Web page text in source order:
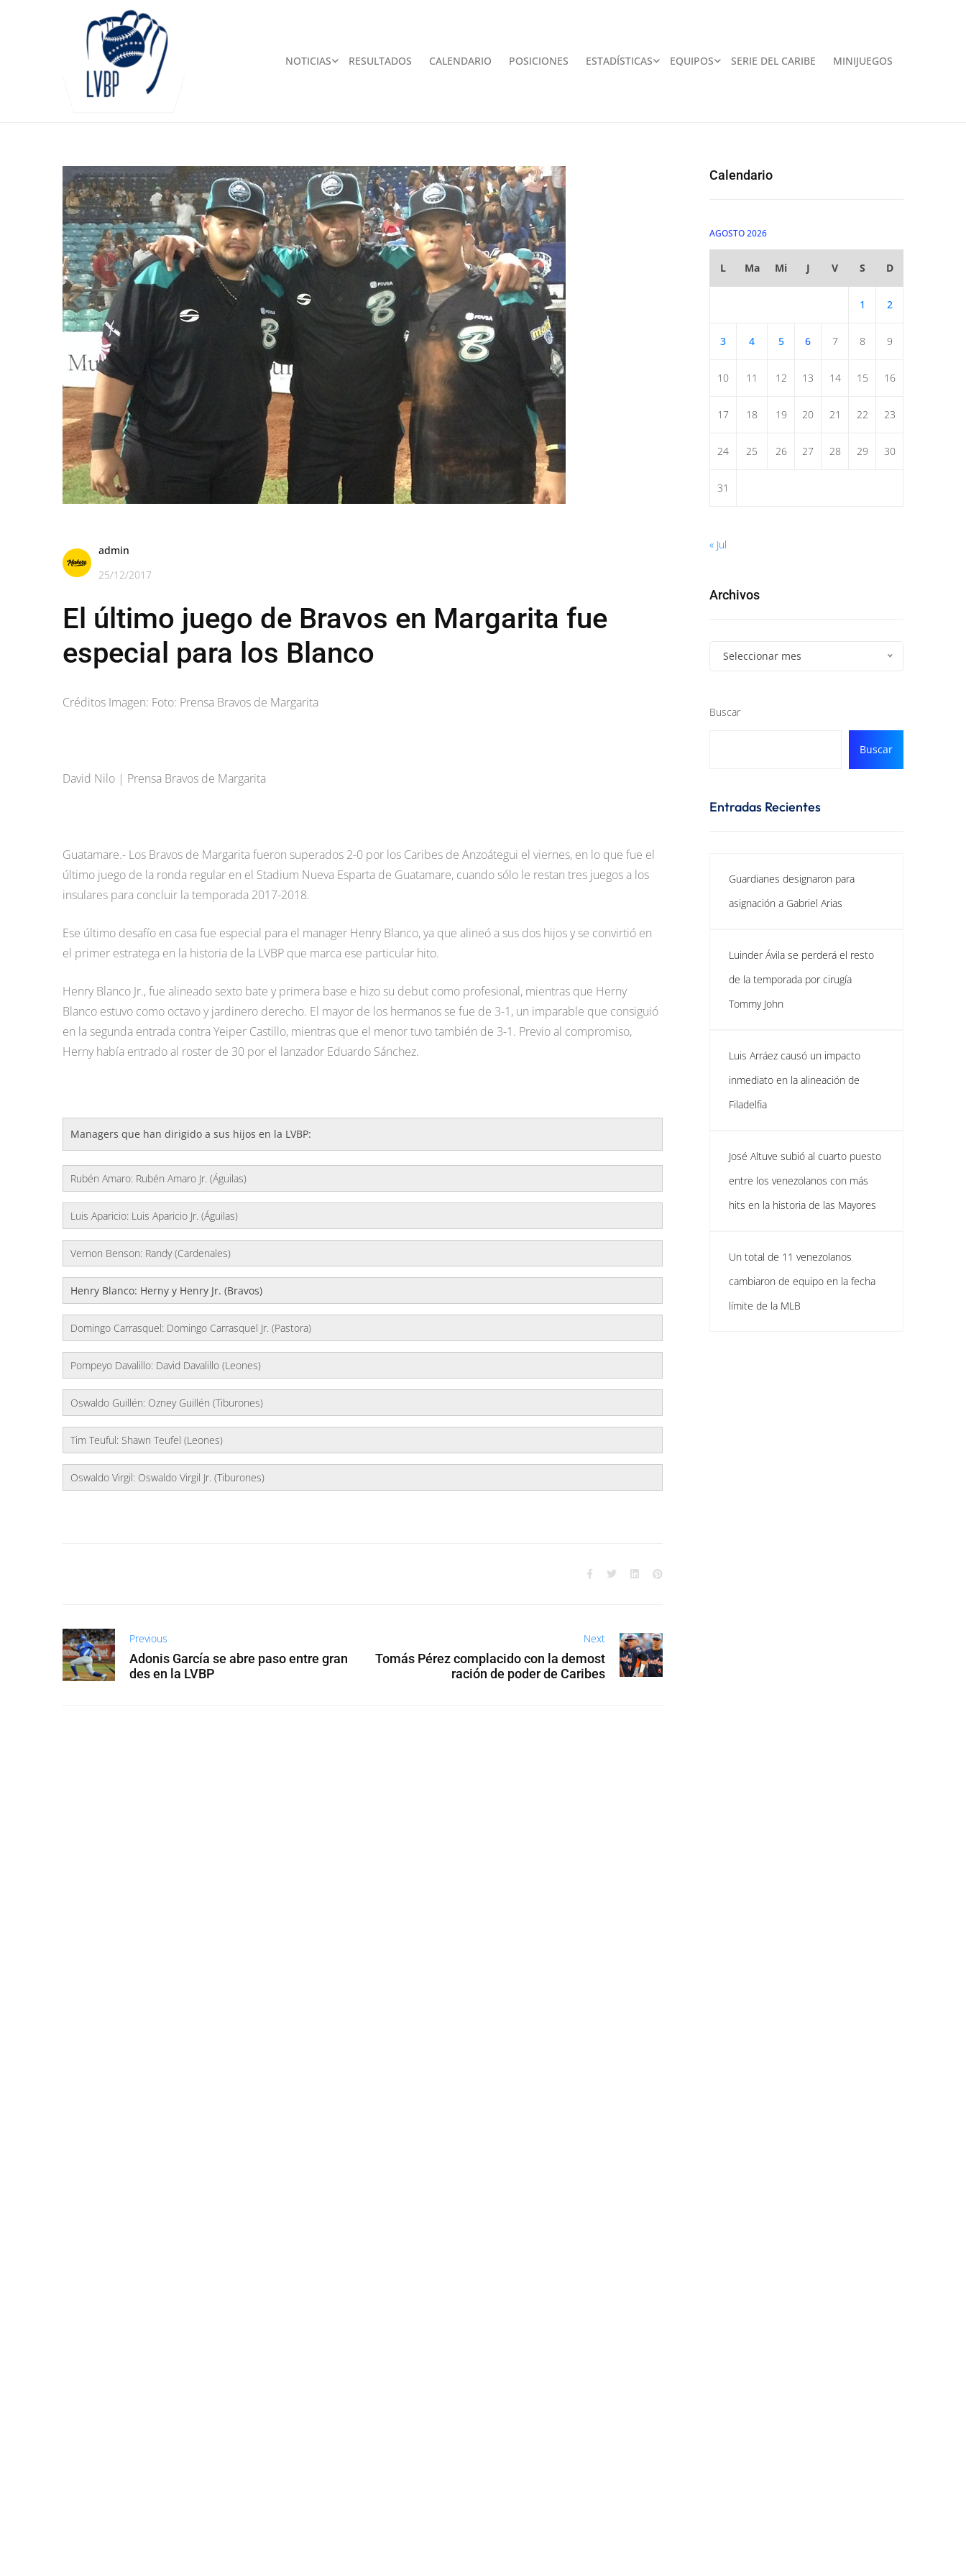
NOTICIAS RESULTADOS CALENDARIO POSICIONES ESTADÍSTICAS EQUIPOS SERIE DEL CARIBE MINIJUEGOS
admin
25/12/2017
El último juego de Bravos en Margarita fue
especial para los Blanco
Créditos Imagen: Foto: Prensa Bravos de Margarita
David Nilo | Prensa Bravos de Margarita
Guatamare.- Los Bravos de Margarita fueron superados 2-0 por los Caribes de Anzoátegui el viernes, en lo que fue el
último juego de la ronda regular en el Stadium Nueva Esparta de Guatamare, cuando sólo le restan tres juegos a los
insulares para concluir la temporada 2017-2018.
Ese último desafío en casa fue especial para el manager Henry Blanco, ya que alineó a sus dos hijos y se convirtió en
el primer estratega en la historia de la LVBP que marca ese particular hito.
Henry Blanco Jr., fue alineado sexto bate y primera base e hizo su debut como profesional, mientras que Herny
Blanco estuvo como octavo y jardinero derecho. El mayor de los hermanos se fue de 3-1, un imparable que consiguió
en la segunda entrada contra Yeiper Castillo, mientras que el menor tuvo también de 3-1. Previo al compromiso,
Herny había entrado al roster de 30 por el lanzador Eduardo Sánchez.
Managers que han dirigido a sus hijos en la LVBP:
Rubén Amaro: Rubén Amaro Jr. (Águilas)
Luis Aparicio: Luis Aparicio Jr. (Águilas)
Vernon Benson: Randy (Cardenales)
Henry Blanco: Herny y Henry Jr. (Bravos)
Domingo Carrasquel: Domingo Carrasquel Jr. (Pastora)
Pompeyo Davalillo: David Davalillo (Leones)
Oswaldo Guillén: Ozney Guillén (Tiburones)
Tim Teuful: Shawn Teufel (Leones)
Oswaldo Virgil: Oswaldo Virgil Jr. (Tiburones)
Previous
Adonis García se abre paso entre gran
des en la LVBP
Next
Tomás Pérez complacido con la demost
ración de poder de Caribes
Calendario
AGOSTO 2026
L Ma Mi J V S D
1 2
3 4 5 6 7 8 9
10 11 12 13 14 15 16
17 18 19 20 21 22 23
24 25 26 27 28 29 30
31
« Jul
Archivos
Seleccionar mes
Buscar
Buscar
Entradas Recientes
Guardianes designaron para
asignación a Gabriel Arias
Luinder Ávila se perderá el resto
de la temporada por cirugía
Tommy John
Luis Arráez causó un impacto
inmediato en la alineación de
Filadelfia
José Altuve subió al cuarto puesto
entre los venezolanos con más
hits en la historia de las Mayores
Un total de 11 venezolanos
cambiaron de equipo en la fecha
límite de la MLB